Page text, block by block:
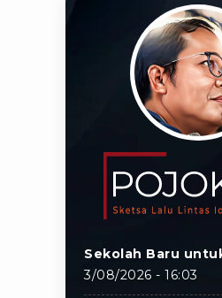
Sekolah Baru
3/08/2026 - 16:03